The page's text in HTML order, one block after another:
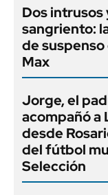
Dos
sangriento:
de suspenso
Max
Jorge, el
acompañó a
desde
del fútbol
Selección